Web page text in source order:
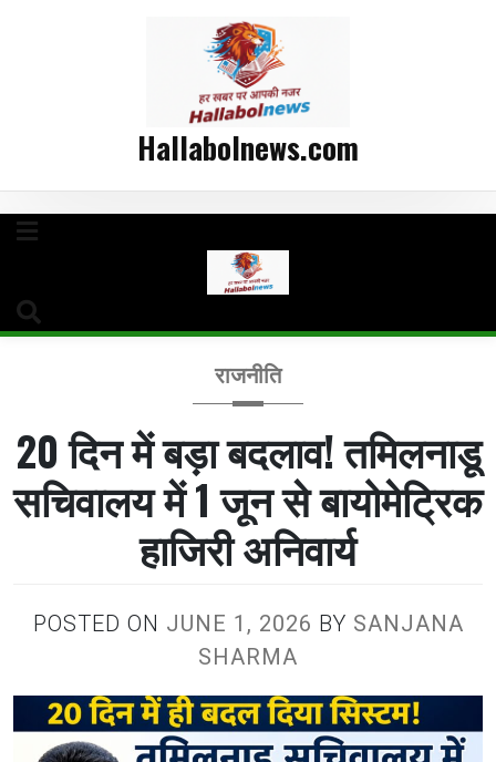
Hallabolnews.com
राजनीति
20 दिन में बड़ा बदलाव! तमिलनाडू
सचिवालय में 1 जून से बायोमेट्रिक
हाजिरी अनिवार्य
POSTED ON JUNE 1, 2026 BY SANJANA
SHARMA